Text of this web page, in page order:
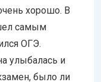
хорошо. В
самым
ОГЭ.
улыбалась и
было ли